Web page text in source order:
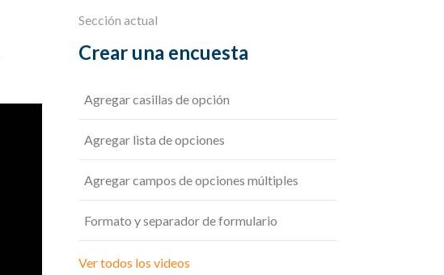
Sección actual
Crear una encuesta
Agregar casillas de opción
Agregar lista de opciones
Agregar campos de opciones múltiples
Formato y separador de formulario
Ver todos los videos